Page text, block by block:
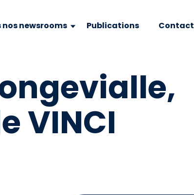
nos newsrooms Publications Contact
VINCI